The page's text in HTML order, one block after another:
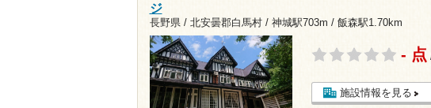
ジ
長野県 / 北安曇郡白馬村 / 神城駅703m / 飯森駅1.70km
- 点
施設情報を見る